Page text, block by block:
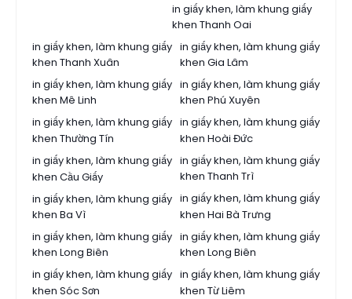
in giấy khen, làm khung giấy
khen Thanh Oai
in giấy khen, làm khung giấy
khen Gia Lâm
in giấy khen, làm khung giấy
khen Thanh Xuân
in giấy khen, làm khung giấy
khen Phú Xuyên
in giấy khen, làm khung giấy
khen Mê Linh
in giấy khen, làm khung giấy
khen Hoài Đức
in giấy khen, làm khung giấy
khen Thường Tín
in giấy khen, làm khung giấy
khen Thanh Trì
in giấy khen, làm khung giấy
khen Cầu Giấy
in giấy khen, làm khung giấy
khen Hai Bà Trưng
in giấy khen, làm khung giấy
khen Ba Vì
in giấy khen, làm khung giấy
khen Long Biên
in giấy khen, làm khung giấy
khen Long Biên
in giấy khen, làm khung giấy
khen Từ Liêm
in giấy khen, làm khung giấy
khen Sóc Sơn